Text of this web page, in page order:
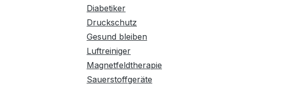
Diabetiker
Druckschutz
Gesund bleiben
Luftreiniger
Magnetfeldtherapie
Sauerstoffgeräte